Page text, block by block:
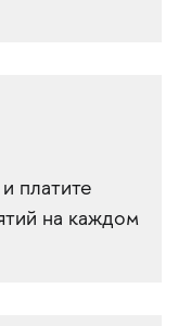
платите
на каждом